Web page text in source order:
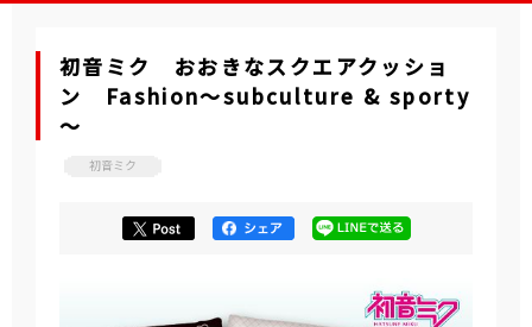
初音ミク おおきなスクエアクッショ
ン Fashion～subculture & sporty
～
初音ミク